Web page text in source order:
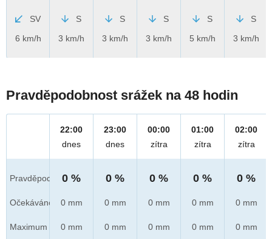
SV
6 km/h
S
3 km/h
S
3 km/h
S
3 km/h
S
5 km/h
S
3 km/h
Pravděpodobnost srážek na 48 hodin
Pravděpod.
Očekáváno
Maximum
22:00
dnes
0 %
0 mm
0 mm
23:00
dnes
0 %
0 mm
0 mm
00:00
zítra
0 %
0 mm
0 mm
01:00
zítra
0 %
0 mm
0 mm
02:00
zítra
0 %
0 mm
0 mm